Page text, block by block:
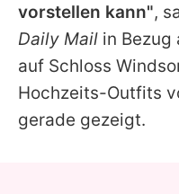
vorstellen kann",
Daily Mail in Bezug
auf Schloss
Hochzeits-Outfits
gerade gezeigt.